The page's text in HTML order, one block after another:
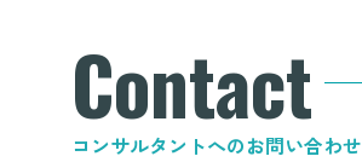
Contact
コンサルタントへのお問い合わせ